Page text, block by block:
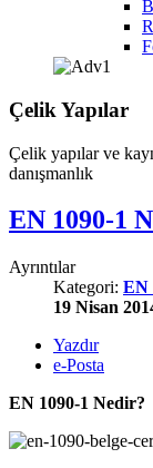
Çelik Yapılar
Çelik yapılar ve
danışmanlık
EN 1090-1
Ayrıntılar
Kategori: EN
19 Nisan
Yazdır
e-Posta
EN 1090-1 Nedir?